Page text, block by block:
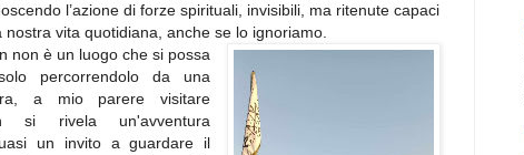
l’azione di forze spirituali, invisibili, ma ritenute capaci
nostra vita quotidiana, anche se lo ignoriamo.
non è un luogo che si possa
percorrendolo da una
a mio parere visitare
si rivela un'avventura
un invito a guardare il